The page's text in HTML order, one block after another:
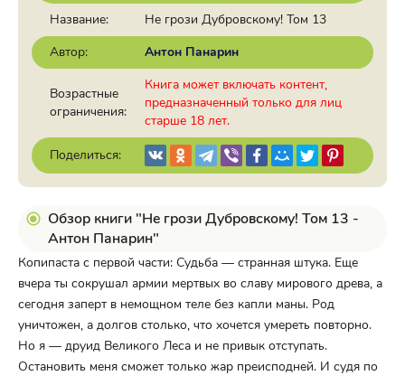
Название:
Не грози Дубровскому! Том 13
Автор:
Антон Панарин
Возрастные
ограничения:
Книга может включать контент,
предназначенный только для лиц
старше 18 лет.
Поделиться:
Обзор книги "Не грози Дубровскому! Том 13 -
Антон Панарин"
Копипаста с первой части: Судьба — странная штука. Еще
вчера ты сокрушал армии мертвых во славу мирового древа, а
сегодня заперт в немощном теле без капли маны. Род
уничтожен, а долгов столько, что хочется умереть повторно.
Но я — друид Великого Леса и не привык отступать.
Остановить меня сможет только жар преисподней. И судя по